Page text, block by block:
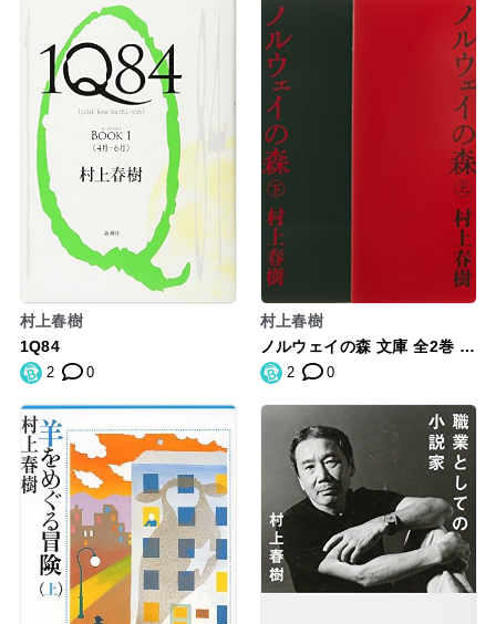
村上春樹
1Q84
2 0
村上春樹
ノルウェイの森 文庫 全2巻 完
結セット (講談社文庫)
2 0